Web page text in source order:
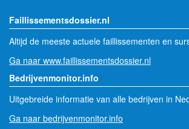
Faillissementsdossier.nl
Altijd de meeste actuele faillissementen en
Ga naar www.faillissementsdossier.nl
Bedrijvenmonitor.info
Uitgebreide informatie van alle bedrijven in
Ga naar bedrijvenmonitor.info